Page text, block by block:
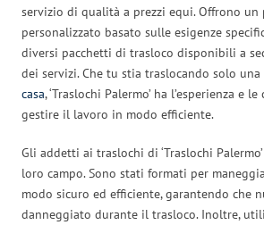
servizio di qualità a prezzi equi. Offrono un
personalizzato basato sulle esigenze
diversi pacchetti di trasloco disponibili a
dei servizi. Che tu stia traslocando solo una
casa, ‘Traslochi Palermo’ ha l’esperienza e
gestire il lavoro in modo efficiente.
Gli addetti ai traslochi di ‘Traslochi
loro campo. Sono stati formati per
modo sicuro ed efficiente, garantendo che
danneggiato durante il trasloco. Inoltre,